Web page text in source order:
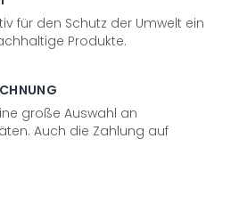
für den Schutz der Umwelt ein
Produkte.
große Auswahl an
Auch die Zahlung auf